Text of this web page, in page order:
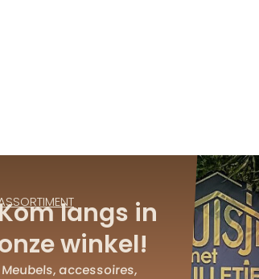
langs in
winkel!
Meubels, accessoires,